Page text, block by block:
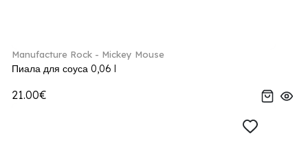
Manufacture Rock - Mickey Mouse
Пиала для соуса 0,06 l
21.00€